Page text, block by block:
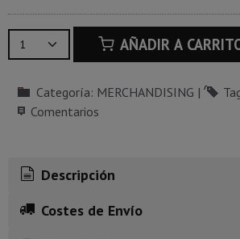
AÑADIR A
Categoría: MERCHANDISING |
Comentarios
Descripción
Costes de Envío